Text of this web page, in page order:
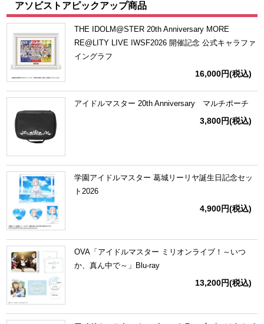
モフモフパレード
アソビストアピックアップ商品
THE IDOLM@STER 20th Anniversary MORE
RE@LITY LIVE IWSF2026 開催記念 公式キャラファ
イングラフ
16,000円(税込)
アイドルマスター 20th Anniversary マルチポーチ
3,800円(税込)
学園アイドルマスター 葛城リーリヤ誕生日記念セッ
ト2026
4,900円(税込)
OVA「アイドルマスター ミリオンライブ！～いつ
か、真ん中で～」Blu-ray
13,200円(税込)